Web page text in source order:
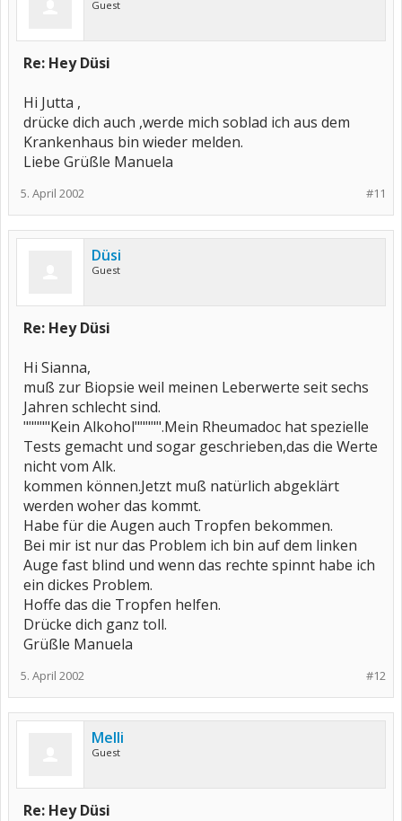
Guest
Re: Hey Düsi
Hi Jutta ,
drücke dich auch ,werde mich soblad ich aus dem
Krankenhaus bin wieder melden.
Liebe Grüßle Manuela
#11
5. April 2002
Düsi
Guest
Re: Hey Düsi
Hi Sianna,
muß zur Biopsie weil meinen Leberwerte seit sechs
Jahren schlecht sind.
"""""Kein Alkohol""""".Mein Rheumadoc hat spezielle
Tests gemacht und sogar geschrieben,das die Werte
nicht vom Alk.
kommen können.Jetzt muß natürlich abgeklärt
werden woher das kommt.
Habe für die Augen auch Tropfen bekommen.
Bei mir ist nur das Problem ich bin auf dem linken
Auge fast blind und wenn das rechte spinnt habe ich
ein dickes Problem.
Hoffe das die Tropfen helfen.
Drücke dich ganz toll.
Grüßle Manuela
#12
5. April 2002
Melli
Guest
Re: Hey Düsi